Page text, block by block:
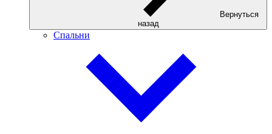
Вернуться
назад
Спальни